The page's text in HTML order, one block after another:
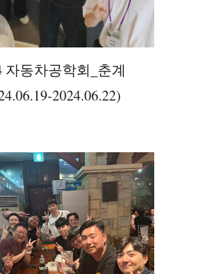
자동차공학회_춘계
2024.06.22)